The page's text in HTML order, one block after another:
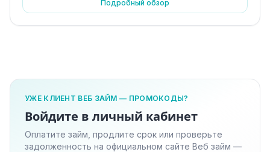
Подробный обзор
УЖЕ КЛИЕНТ ВЕБ ЗАЙМ — ПРОМОКОДЫ?
Войдите в личный кабинет
Оплатите займ, продлите срок или проверьте
задолженность на официальном сайте Веб займ —